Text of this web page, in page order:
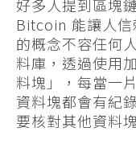
好多人提到區塊
Bitcoin 能讓人信
的概念不容任何
料庫，透過使用
料塊」，每當一
資料塊都會有紀
要核對其他資料